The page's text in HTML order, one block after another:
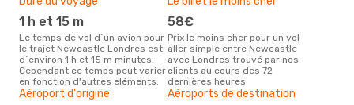
1 h et 15 m
Le temps de vol d´un avion pour
le trajet Newcastle Londres est
d´environ 1 h et 15 m minutes,
Cependant ce temps peut varier
en fonction d'autres eléments.
58€
Prix le moins cher pour un vol
aller simple entre Newcastle
avec Londres trouvé par nos
clients au cours des 72
dernières heures
Aéroport d'origine Aéroports de destination